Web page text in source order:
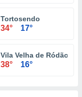
Tortosendo
34° 17°
Vila Velha de Ródão
38° 16°